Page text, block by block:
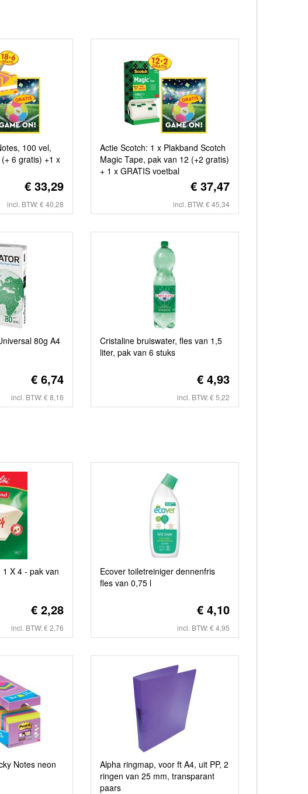
100 vel,
6 gratis) +1 x
€ 33,29
incl. BTW: € 40,28
Actie Scotch: 1 x Plakband Scotch
Magic Tape, pak van 12 (+2 gratis)
+ 1 x GRATIS voetbal
€ 37,47
incl. BTW: € 45,34
80g A4
€ 6,74
incl. BTW: € 8,16
Cristaline bruiswater, fles van 1,5
liter, pak van 6 stuks
€ 4,93
incl. BTW: € 5,22
X 4 - pak van
€ 2,28
incl. BTW: € 2,76
Ecover toiletreiniger dennenfris
fles van 0,75 l
€ 4,10
incl. BTW: € 4,95
Notes neon
Alpha ringmap, voor ft A4, uit PP, 2
ringen van 25 mm, transparant
paars